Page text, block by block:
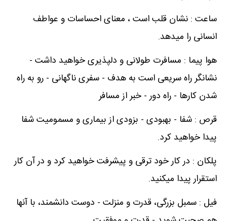
ساعت : نشان قلب است ، معنای احساسات و عواطف
انسانی را میدهد.
هوا پیما : مسافرت طولانی و دلپذیری خواهید داشت -
نشانگر راه سریعی است به هدف - سفری ناگهانی - رو به راه
شدن کارها - راه دور - خبر از مسافر
قرص : شفا - بهبودی - بزودی از بیماری و مسمومیت شفا
پیدا خواهید کرد.
پلکان : در کار خود ترقی و پیشرفت خواهید کرد و در آن کار
استقرار پیدا میکنید.
فیل : سمبل بزرگی، قدرت و منزلت - دوست دانشمند، با آنها